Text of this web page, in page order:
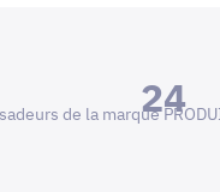
24
de la marque